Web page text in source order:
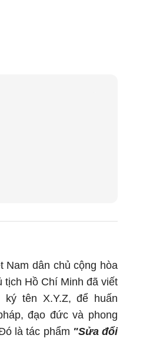
Nam dân chủ cộng hòa
Hồ Chí Minh đã viết
ký tên X.Y.Z, để huấn
đạo đức và phong
là tác phẩm "Sửa đổi